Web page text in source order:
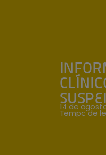
14 de
Tempo de